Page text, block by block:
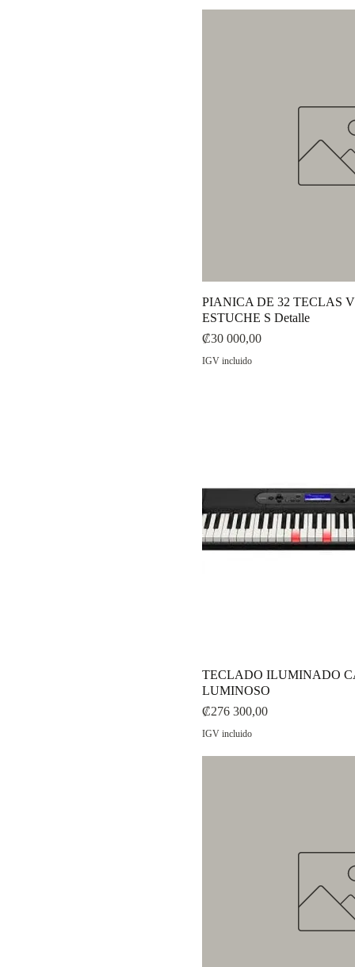
PIANICA DE 32 TECLAS
ESTUCHE S Detalle
Precio
₡30 000,00
IGV incluido
TECLADO ILUMINADO
LUMINOSO
Precio
₡276 300,00
IGV incluido